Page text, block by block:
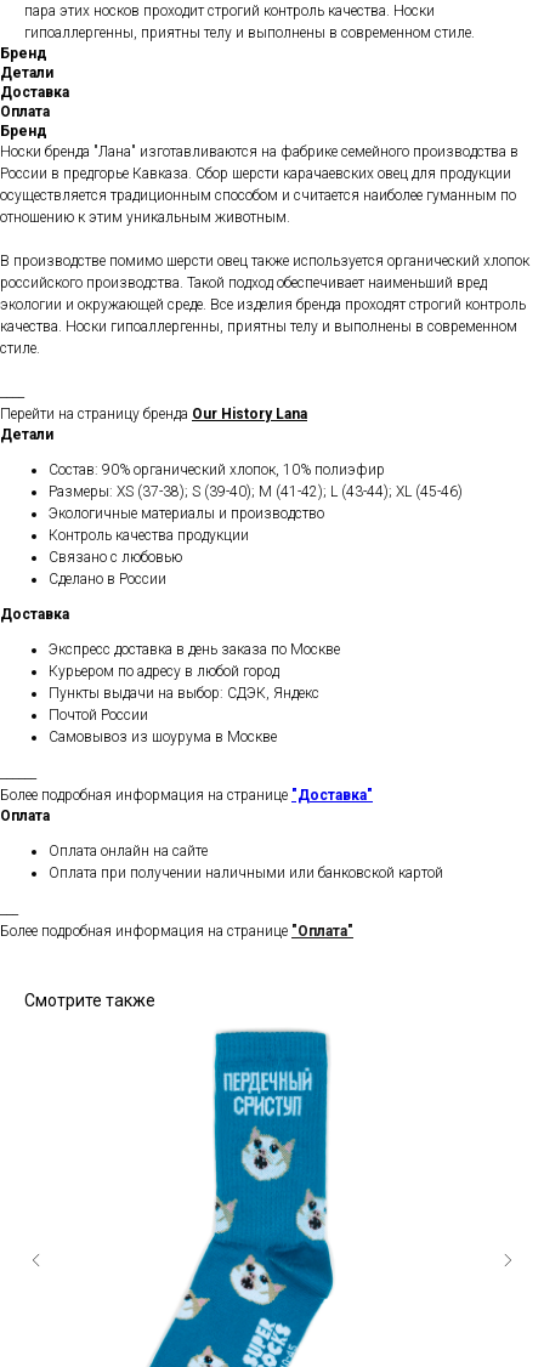
пара этих носков проходит строгий контроль качества. Носки
гипоаллергенны, приятны телу и выполнены в современном стиле.
Бренд
Детали
Доставка
Оплата
Бренд
Носки бренда "Лана" изготавливаются на фабрике семейного производства в
России в предгорье Кавказа. Сбор шерсти карачаевских овец для продукции
осуществляется традиционным способом и считается наиболее гуманным по
отношению к этим уникальным животным.
В производстве помимо шерсти овец также используется органический хлопок
российского производства. Такой подход обеспечивает наименьший вред
экологии и окружающей среде. Все изделия бренда проходят строгий контроль
качества. Носки гипоаллергенны, приятны телу и выполнены в современном
стиле.
Перейти на страницу бренда Our History Lana
Детали
Состав: 90% органический хлопок, 10% полиэфир
Размеры: XS (37-38); S (39-40); M (41-42); L (43-44); XL (45-46)
Экологичные материалы и производство
Контроль качества продукции
Связано с любовью
Сделано в России
Доставка
Экспресс доставка в день заказа по Москве
Курьером по адресу в любой город
Пункты выдачи на выбор: СДЭК, Яндекс
Почтой России
Самовывоз из шоурума в Москве
Более подробная информация на странице "Доставка"
Оплата
Оплата онлайн на сайте
Оплата при получении наличными или банковской картой
Более подробная информация на странице "Оплата"
Смотрите также